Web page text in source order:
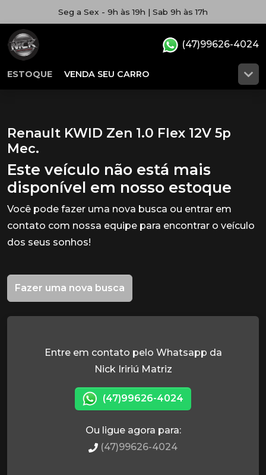
Seg a Sex - 9h às 19h | Sab 9h às 17h
ESTOQUE VENDA SEU CARRO
(47)99626-4024
Renault KWID Zen 1.0 Flex 12V 5p
Mec.
Este veículo não está mais
disponível em nosso estoque
Você pode fazer uma nova busca ou entrar em
contato com nossa equipe para encontrar o veículo
dos seus sonhos!
Fazer uma nova busca
Entre em contato pelo Whatsapp da
Nick Iririú Matriz
(47)99626-4024
Ou ligue agora para:
(47)99626-4024